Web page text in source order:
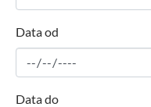
Data od
Data do